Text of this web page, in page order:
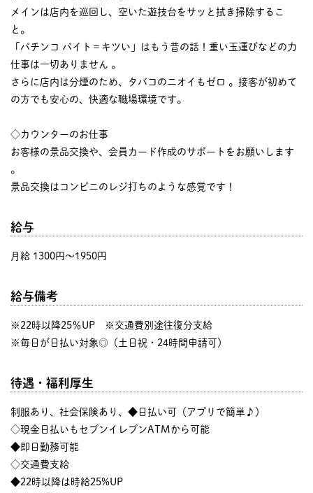
メインは店内を巡回し、空いた遊技台をサッと拭き掃除するこ
と。
「パチンコ バイト＝キツい」はもう昔の話！重い玉運びなどの力
仕事は一切ありません 。
さらに店内は分煙のため、タバコのニオイもゼロ 。接客が初めて
の方でも安心の、快適な職場環境です。
◇カウンターのお仕事
お客様の景品交換や、会員カード作成のサポートをお願いします
。
景品交換はコンビニのレジ打ちのような感覚です！
給与
月給 1300円〜1950円
給与備考
※22時以降25％UP ※交通費別途往復分支給
※毎日が日払い対象◎（土日祝・24時間申請可）
待遇・福利厚生
制服あり、社会保険あり、◆日払い可（アプリで簡単♪）
◇現金日払いもセブンイレブンATMから可能
◆即日勤務可能
◇交通費支給
◆22時以降は時給25%UP